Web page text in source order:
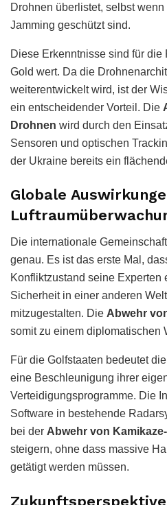
Drohnen überlistet, selbst
Jamming geschützt sind.
Diese Erkenntnisse sind für die
Gold wert. Da die
weiterentwickelt wird, ist der
ein entscheidender Vorteil. Die
Drohnen wird durch den
Sensoren und optischen
der Ukraine bereits ein
Globale
Die internationale
genau. Es ist das erste Mal,
Konfliktzustand seine Experten
Sicherheit in einer anderen
mitzugestalten. Die Abwehr
somit zu einem diplomatischen
Für die Golfstaaten bedeutet
eine Beschleunigung ihrer
Verteidigungsprogramme. Die
Software in bestehende
bei der Abwehr von
steigern, ohne dass massive
getätigt werden müssen.